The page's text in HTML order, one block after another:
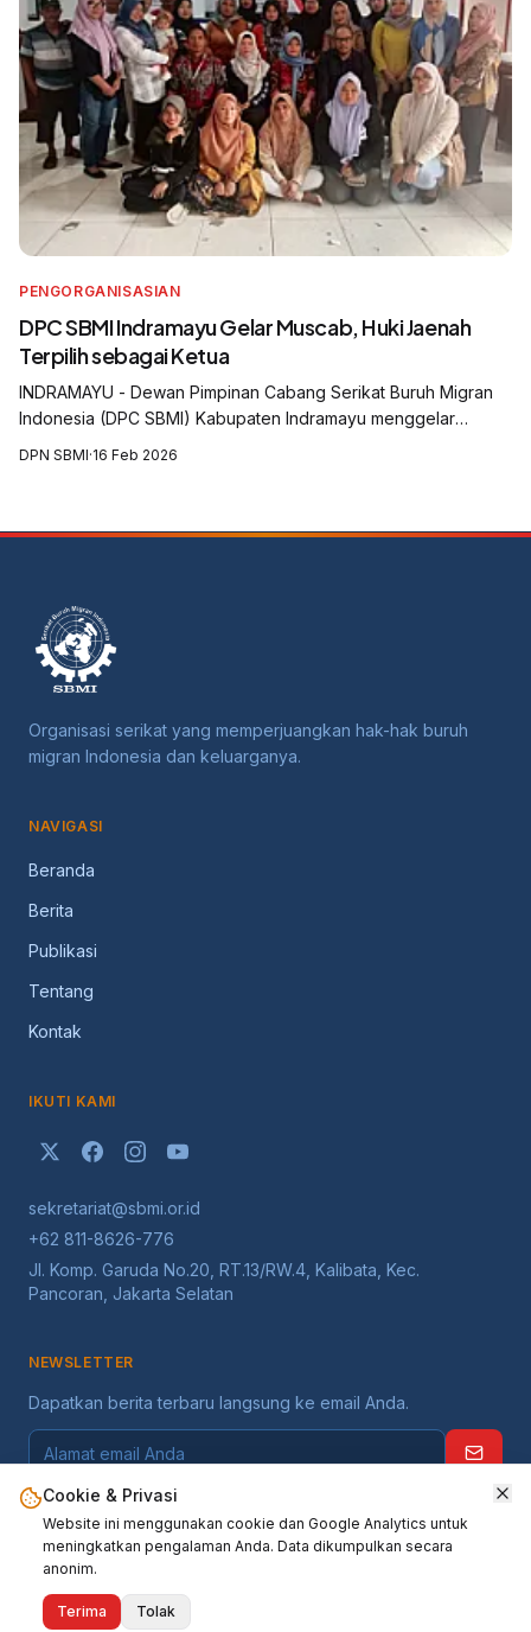
PENGORGANISASIAN
DPC SBMI Indramayu Gelar Muscab, Huki Jaenah
Terpilih sebagai Ketua
INDRAMAYU - Dewan Pimpinan Cabang Serikat Buruh Migran
Indonesia (DPC SBMI) Kabupaten Indramayu menggelar
DPN SBMI·16 Feb 2026
Organisasi serikat yang memperjuangkan hak-hak buruh
migran Indonesia dan keluarganya.
NAVIGASI
Beranda
Berita
Publikasi
Tentang
Kontak
IKUTI KAMI
sekretariat@sbmi.or.id
+62 811-8626-776
Jl. Komp. Garuda No.20, RT.13/RW.4, Kalibata, Kec.
Pancoran, Jakarta Selatan
NEWSLETTER
Dapatkan berita terbaru langsung ke email Anda.
©2026
Cookie & Privasi
Website ini menggunakan cookie dan Google Analytics untuk
meningkatkan pengalaman Anda. Data dikumpulkan secara
anonim.
Terima Tolak